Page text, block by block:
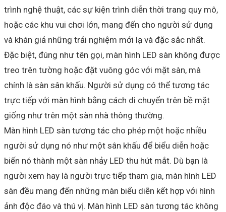
trình nghệ thuật, các sự kiện trình diễn thời trang quy mô,
hoặc các khu vui chơi lớn, mang đến cho người sử dụng
và khán giả những trải nghiệm mới lạ và đặc sắc nhất.
Đặc biệt, đúng như tên gọi, màn hình LED sàn không được
treo trên tường hoặc đặt vuông góc với mặt sàn, mà
chính là sàn sân khấu. Người sử dụng có thể tương tác
trực tiếp với màn hình bằng cách di chuyển trên bề mặt
giống như trên một sàn nhà thông thường.
Màn hình LED sàn tương tác cho phép một hoặc nhiều
người sử dụng nó như một sân khấu để biểu diễn hoặc
biến nó thành một sàn nhảy LED thu hút mắt. Dù bạn là
người xem hay là người trực tiếp tham gia, màn hình LED
sàn đều mang đến những màn biểu diễn kết hợp với hình
ảnh độc đáo và thú vị. Màn hình LED sàn tương tác không